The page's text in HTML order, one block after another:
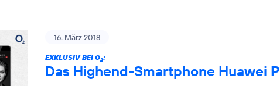
16. März 2018
EXKLUSIV BEI O2:
Das Highend-Smartphone Huawei